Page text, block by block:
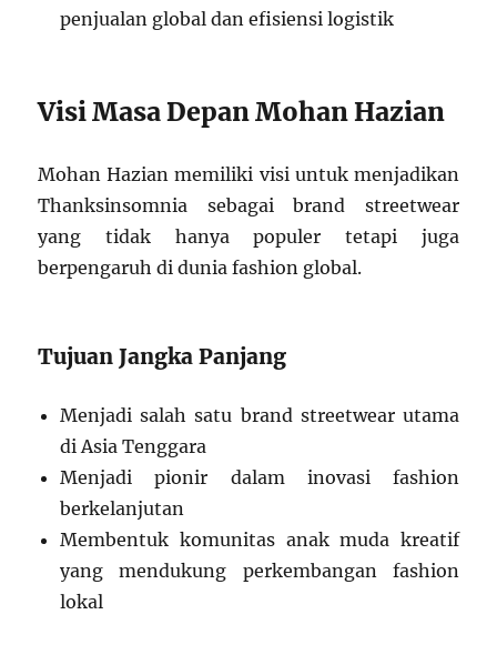
penjualan global dan efisiensi logistik
Visi Masa Depan Mohan Hazian
Mohan Hazian memiliki visi untuk menjadikan
Thanksinsomnia sebagai brand streetwear
yang tidak hanya populer tetapi juga
berpengaruh di dunia fashion global.
Tujuan Jangka Panjang
Menjadi salah satu brand streetwear utama
di Asia Tenggara
Menjadi pionir dalam inovasi fashion
berkelanjutan
Membentuk komunitas anak muda kreatif
yang mendukung perkembangan fashion
lokal